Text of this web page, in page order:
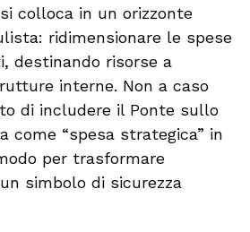
colloca in un orizzonte
ridimensionare le spese
destinando risorse a
interne. Non a caso
di includere il Ponte sullo
come “spesa strategica” in
per trasformare
simbolo di sicurezza